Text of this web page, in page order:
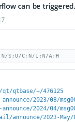
can be
S:U/C:N/I:N/A:H
qtbase/+/476125
2023/08/
2024/04/
2023-May/